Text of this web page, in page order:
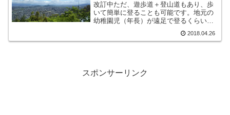
改訂中ただ、遊歩道＋登山道もあり、歩
いて簡単に登ることも可能です。地元の
幼稚園児（年長）が遠足で登るくらいで
す。とはいえ、ハイキングほど楽でも安
全でも無いので、動きやすい服装、歩き
2018.04.26
スポンサーリンク